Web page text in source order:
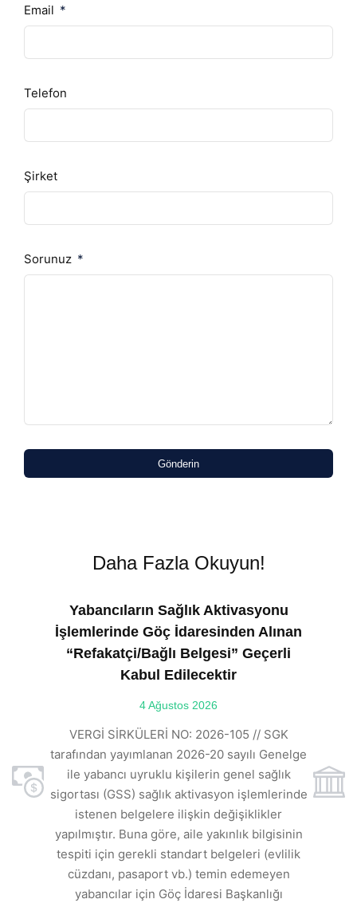
Email
Telefon
Şirket
Sorunuz
Gönderin
Daha Fazla Okuyun!
Yabancıların Sağlık Aktivasyonu
İşlemlerinde Göç İdaresinden Alınan
“Refakatçi/Bağlı Belgesi” Geçerli
Kabul Edilecektir
4 Ağustos 2026
VERGİ SİRKÜLERİ NO: 2026-105 // SGK
tarafından yayımlanan 2026-20 sayılı Genelge
ile yabancı uyruklu kişilerin genel sağlık
sigortası (GSS) sağlık aktivasyon işlemlerinde
istenen belgelere ilişkin değişiklikler
yapılmıştır. Buna göre, aile yakınlık bilgisinin
tespiti için gerekli standart belgeleri (evlilik
cüzdanı, pasaport vb.) temin edemeyen
yabancılar için Göç İdaresi Başkanlığı